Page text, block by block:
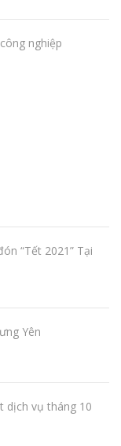
nghiệp
“Tết 2021” Tại
Yên
dịch vụ tháng 10